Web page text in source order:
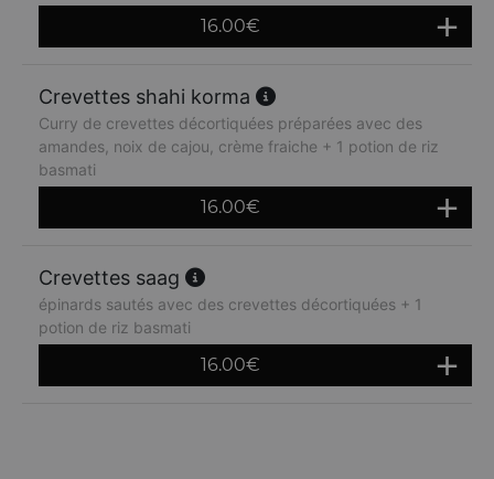
16.00€
Crevettes shahi korma
Curry de crevettes décortiquées préparées avec des
amandes, noix de cajou, crème fraiche + 1 potion de riz
basmati
16.00€
Crevettes saag
épinards sautés avec des crevettes décortiquées + 1
potion de riz basmati
16.00€